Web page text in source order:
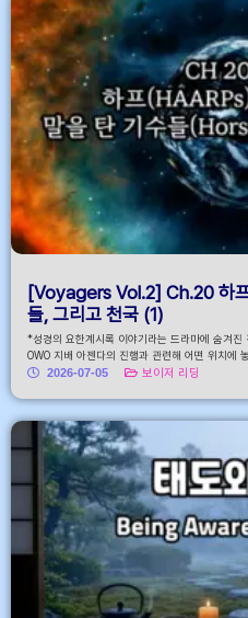
[Voyagers Vol.2] Ch.20 하
들, 그리고 천국 (1)
*성경의 요한계시록 이야기라는 드라마에 숨겨
OWO 지배 아젠다의 진행과 관련해 어떤 위치에
2026-07-05
보이저 리딩